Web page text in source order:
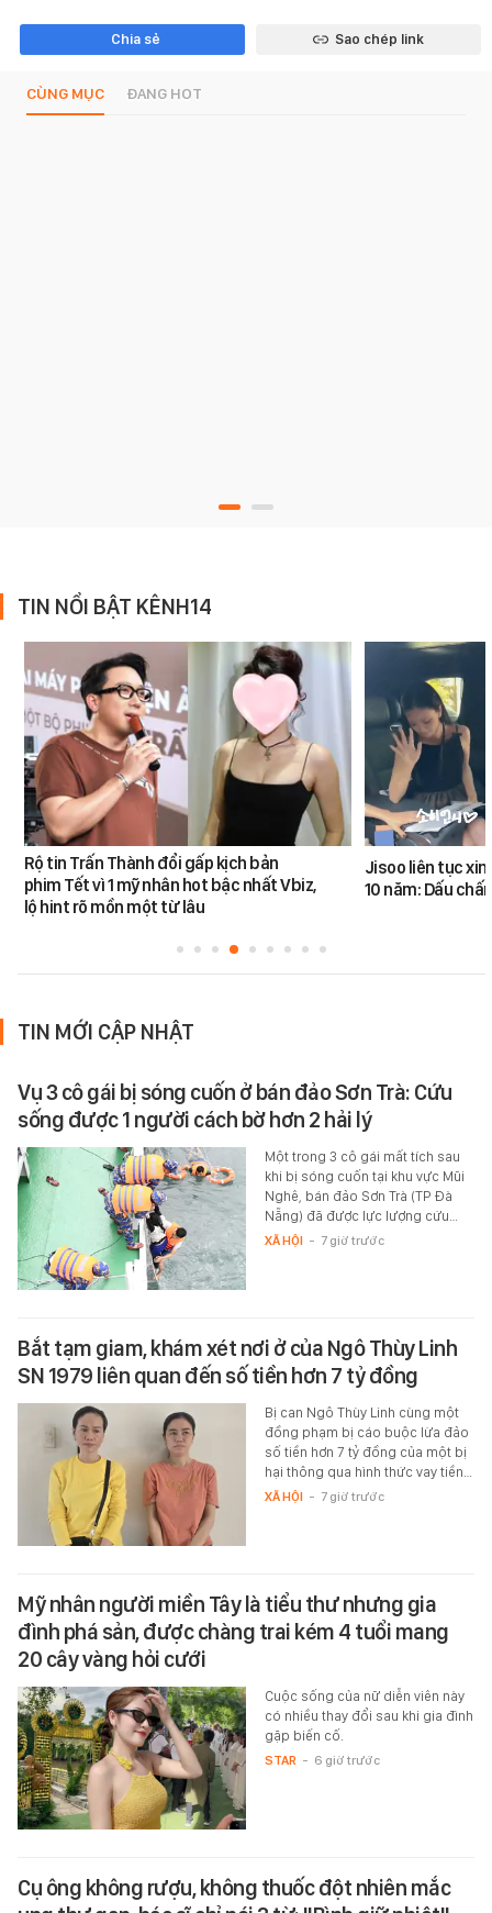
Chia sẻ Sao chép link
CÙNG MỤC ĐANG HOT
TIN NỔI BẬT KÊNH14
Rộ tin Trấn Thành đổi gấp kịch bản
phim Tết vì 1 mỹ nhân hot bậc nhất Vbiz,
lộ hint rõ mồn một từ lâu
Jisoo liên tục
10 năm: Dấu
TIN MỚI CẬP NHẬT
Vụ 3 cô gái bị sóng cuốn ở bán đảo Sơn Trà: Cứu
sống được 1 người cách bờ hơn 2 hải lý
Một trong 3 cô gái mất tích sau
khi bị sóng cuốn tại khu vực Mũi
Nghê, bán đảo Sơn Trà (TP Đà
Nẵng) đã được lực lượng cứu…
XÃ HỘI - 7 giờ trước
Bắt tạm giam, khám xét nơi ở của Ngô Thùy Linh
SN 1979 liên quan đến số tiền hơn 7 tỷ đồng
Bị can Ngô Thùy Linh cùng một
đồng phạm bị cáo buộc lừa đảo
số tiền hơn 7 tỷ đồng của một bị
hại thông qua hình thức vay tiền…
XÃ HỘI - 7 giờ trước
Mỹ nhân người miền Tây là tiểu thư nhưng gia
đình phá sản, được chàng trai kém 4 tuổi mang
20 cây vàng hỏi cưới
Cuộc sống của nữ diễn viên này
có nhiều thay đổi sau khi gia đình
gặp biến cố.
STAR - 6 giờ trước
Cụ ông không rượu, không thuốc đột nhiên mắc